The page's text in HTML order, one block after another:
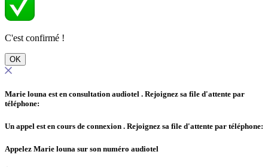
C'est confirmé !
OK
Marie louna est en consultation audiotel . Rejoignez sa file d'attente par
téléphone:
Un appel est en cours de connexion . Rejoignez sa file d'attente par téléphone:
Appelez Marie louna sur son numéro audiotel